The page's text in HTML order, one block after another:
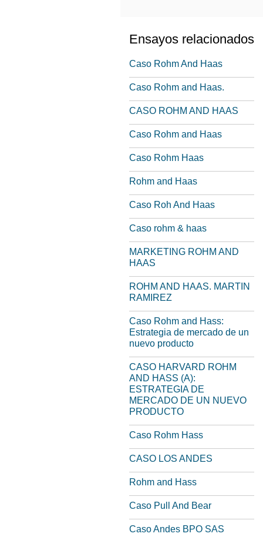
Ensayos relacionados
Caso Rohm And Haas
Caso Rohm and Haas.
CASO ROHM AND HAAS
Caso Rohm and Haas
Caso Rohm Haas
Rohm and Haas
Caso Roh And Haas
Caso rohm & haas
MARKETING ROHM AND
HAAS
ROHM AND HAAS. MARTIN
RAMIREZ
Caso Rohm and Hass:
Estrategia de mercado de un
nuevo producto
CASO HARVARD ROHM
AND HASS (A):
ESTRATEGIA DE
MERCADO DE UN NUEVO
PRODUCTO
Caso Rohm Hass
CASO LOS ANDES
Rohm and Hass
Caso Pull And Bear
Caso Andes BPO SAS